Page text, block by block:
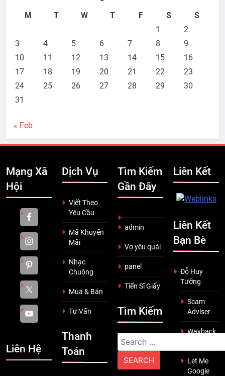
M
T W T F S
S
1
2
3
4 5 6 7 8
9
10
11 12 13 14 15
16
17
18 19 20 21 22
23
24
25 26 27 28 29
30
31
« Feb
Mạng Xã
Hội
Liên Hệ
Dịch Vụ
Viết Theo
Yêu Cầu
Mã Khuyến
Mãi
Nhạc
Chuông
Mua & Bán
Tư Vấn
Thanh
Toán
Tìm Kiếm
Gần Đây
admin
Vợ yêu quái
panel
Tiến Sĩ Giấy
Tìm Kiếm
Search
for:
Liên Kết
Liên Kết
Bạn Bè
Đỗ Huy
Tưởng
Scam
Adviser
Wayback
Let Me
Google